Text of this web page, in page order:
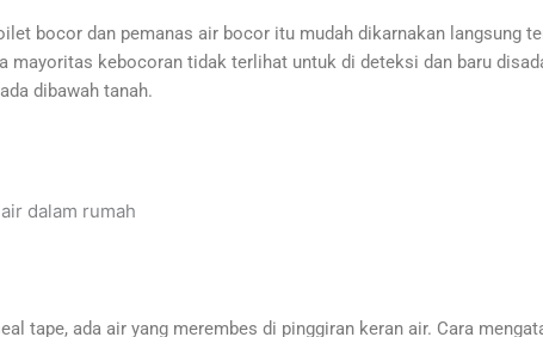
bocor dan pemanas air bocor itu mudah dikarnakan langsung
kebocoran tidak terlihat untuk di deteksi dan baru
dibawah tanah.
dalam rumah
tape, ada air yang merembes di pinggiran keran air. Cara